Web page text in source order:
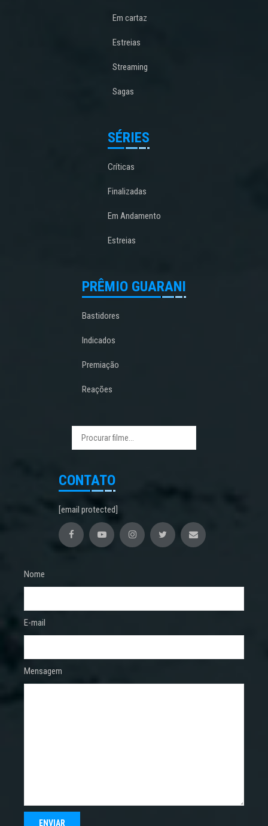
Em cartaz
Estreias
Streaming
Sagas
SÉRIES
Críticas
Finalizadas
Em Andamento
Estreias
PRÊMIO GUARANI
Bastidores
Indicados
Premiação
Reações
CONTATO
[email protected]
Nome
E-mail
Mensagem